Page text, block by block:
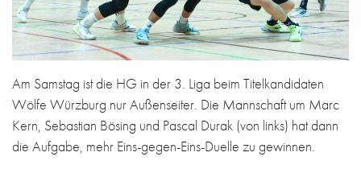
Am Samstag ist die HG in der 3. Liga beim Titelkandidaten
Wölfe Würzburg nur Außenseiter. Die Mannschaft um Marc
Kern, Sebastian Bösing und Pascal Durak (von links) hat dann
die Aufgabe, mehr Eins-gegen-Eins-Duelle zu gewinnen.